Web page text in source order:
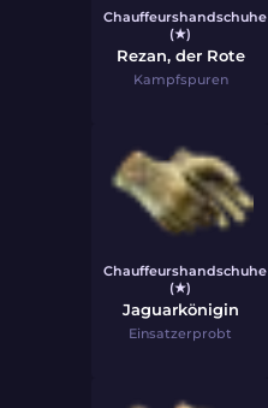
Chauffeurshandschuhe
(★)
Rezan, der Rote
Kampfspuren
Chauffeurshandschuhe
(★)
Jaguarkönigin
Einsatzerprobt